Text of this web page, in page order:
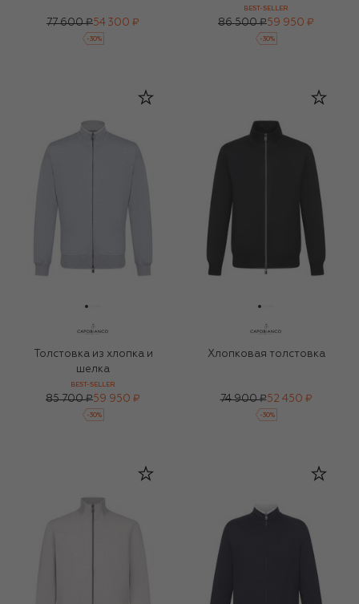
77 600 ₽54 300 ₽
-30%
BEST-SELLER
86 500 ₽59 950 ₽
-30%
Толстовка из хлопка и
шелка
BEST-SELLER
85 700 ₽59 950 ₽
-30%
Хлопковая толстовка
74 900 ₽52 450 ₽
-30%